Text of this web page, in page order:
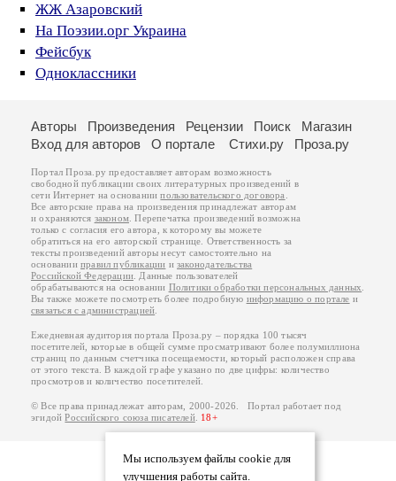
ЖЖ Азаровский
На Поэзии.орг Украина
Фейсбук
Одноклассники
Мы используем файлы cookie для
улучшения работы сайта.
Авторы Произведения Рецензии Поиск
Магазин
Вход для авторов
О портале Стихи.ру Проза.ру
Портал Проза.ру предоставляет авторам возможность
свободной публикации своих литературных произведений в
сети Интернет на основаниипользовательского договора
Все авторские права на произведения принадлежат авторам
и охраняются законом . Перепечатка произведений возможна
только с согласия его автора, к которому вы можете
обратиться на его авторской странице. Ответственность за
тексты произведений авторы несут самостоятельно на
основанииправил публикации изаконодательства
Российской Федерации . Данные пользователей
обрабатываются на основании Политики обработки персональных данных
Вы также можете посмотреть более подробную информацию о портале и
связаться с администрацией
Ежедневная аудитория портала Проза.ру – порядка 100 тысяч
посетителей, которые в общей сумме просматривают более полумиллиона
страниц по данным счетчика посещаемости, который расположен справа
от этого текста. В каждой графе указано по две цифры: количество
просмотров и количество посетителей.
© Все права принадлежат авторам, 2000-2026. Портал работает под
эгидойРоссийского союза писателей. 18+